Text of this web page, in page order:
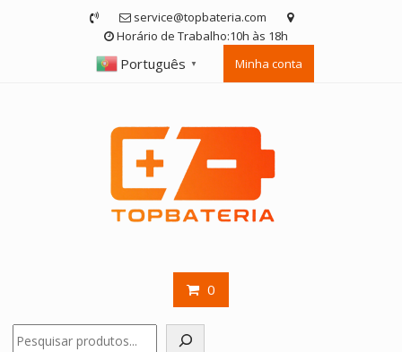
service@topbateria.com
Horário de Trabalho:10h às 18h
Português ▼ Minha conta
0